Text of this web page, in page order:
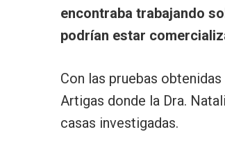
encontraba trabajando
podrían estar
Con las pruebas
Artigas donde la Dra.
casas investigadas.